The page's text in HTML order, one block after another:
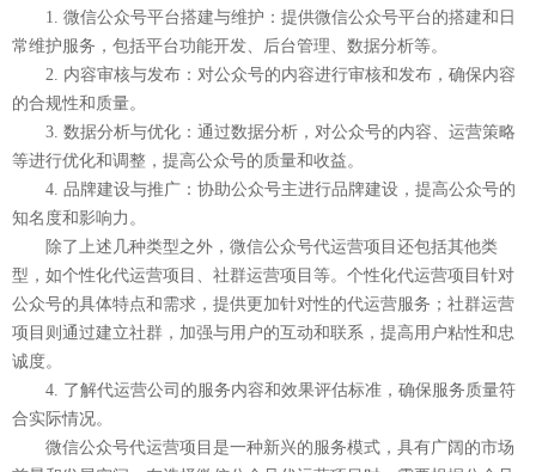
1. 微信公众号平台搭建与维护：提供微信公众号平台的搭建和日
常维护服务，包括平台功能开发、后台管理、数据分析等。
2. 内容审核与发布：对公众号的内容进行审核和发布，确保内容
的合规性和质量。
3. 数据分析与优化：通过数据分析，对公众号的内容、运营策略
等进行优化和调整，提高公众号的质量和收益。
4. 品牌建设与推广：协助公众号主进行品牌建设，提高公众号的
知名度和影响力。
除了上述几种类型之外，微信公众号代运营项目还包括其他类
型，如个性化代运营项目、社群运营项目等。个性化代运营项目针对
公众号的具体特点和需求，提供更加针对性的代运营服务；社群运营
项目则通过建立社群，加强与用户的互动和联系，提高用户粘性和忠
诚度。
4. 了解代运营公司的服务内容和效果评估标准，确保服务质量符
合实际情况。
微信公众号代运营项目是一种新兴的服务模式，具有广阔的市场